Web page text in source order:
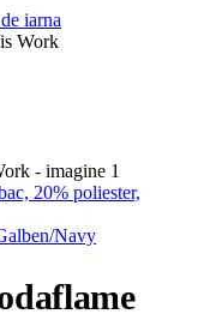
iarna
Work
20% poliester,
Navy